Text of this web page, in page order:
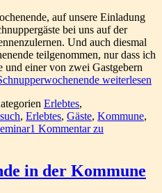
auf unsere Einladung
bei uns auf der
Und auch diesmal
teilgenommen, nur dass ich
und einer von zwei Gastgebern
weiterlesen
Erlebtes,
, Erlebtes, Gäste, Kommune,
1 Kommentarzu
in der Kommune